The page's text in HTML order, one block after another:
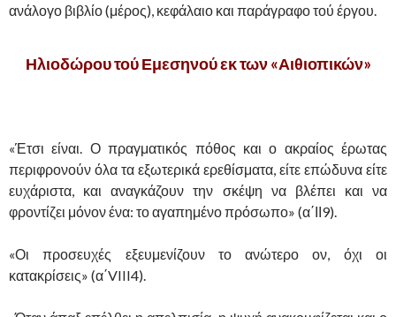
ανάλογο βιβλίο (μέρος), κεφάλαιο και παράγραφο τού έργου.
Ηλιοδώρου τού Εμεσηνού εκ των «Αιθιοπικών»
«Έτσι είναι. Ο πραγματικός πόθος και ο ακραίος έρωτας
περιφρονούν όλα τα εξωτερικά ερεθίσματα, είτε επώδυνα είτε
ευχάριστα, και αναγκάζουν την σκέψη να βλέπει και να
φροντίζει μόνον ένα: το αγαπημένο πρόσωπο» (α΄ΙΙ9).
«Οι προσευχές εξευμενίζουν το ανώτερο ον, όχι οι
κατακρίσεις» (α΄VIII4).